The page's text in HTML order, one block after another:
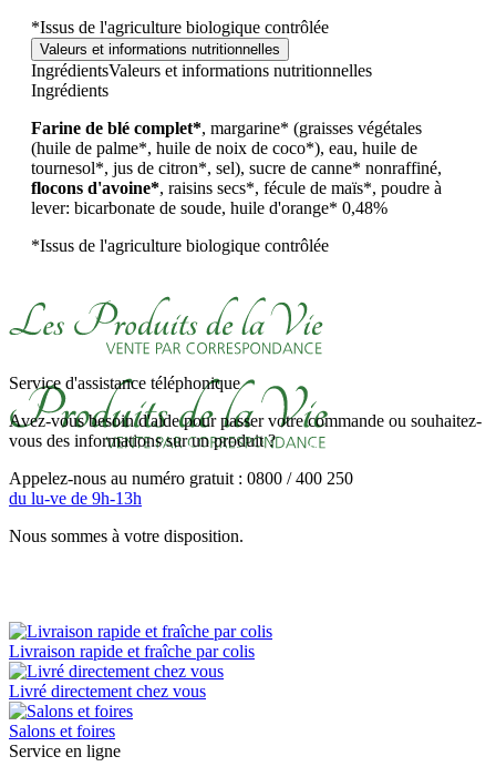
*Issus de l'agriculture biologique contrôlée
Valeurs et informations nutritionnelles
IngrédientsValeurs et informations nutritionnelles
Ingrédients
Farine de blé complet*, margarine* (graisses végétales
(huile de palme*, huile de noix de coco*), eau, huile de
tournesol*, jus de citron*, sel), sucre de canne* nonraffiné,
flocons d'avoine*, raisins secs*, fécule de maïs*, poudre à
lever: bicarbonate de soude, huile d'orange* 0,48%
*Issus de l'agriculture biologique contrôlée
Service d'assistance téléphonique
Avez-vous besoin d'aide pour passer votre commande ou souhaitez-
vous des informations sur un produit ?
Appelez-nous au numéro gratuit : 0800 / 400 250
du lu-ve de 9h-13h
Nous sommes à votre disposition.
Livraison rapide et fraîche par colis
Livré directement chez vous
Salons et foires
Service en ligne